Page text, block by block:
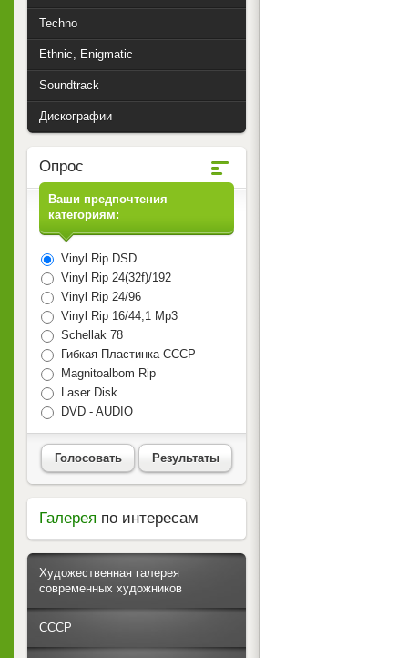
Techno
Ethnic, Enigmatic
Soundtrack
Дискографии
Опрос
Ваши предпочтения
категориям:
Vinyl Rip DSD
Vinyl Rip 24(32f)/192
Vinyl Rip 24/96
Vinyl Rip 16/44,1 Mp3
Schellak 78
Гибкая Пластинка СССР
Magnitoalbom Rip
Laser Disk
DVD - AUDIO
Голосовать Результаты
Галерея по интересам
Художественная галерея
современных художников
СССР